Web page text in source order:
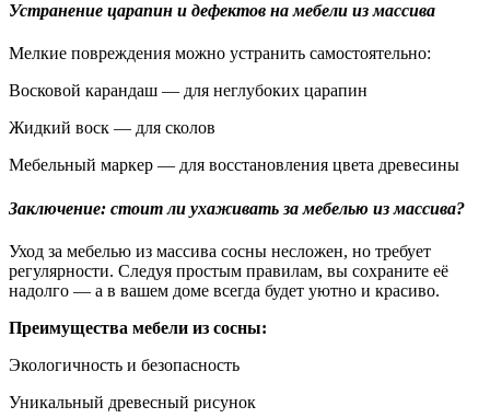
Устранение царапин и дефектов на мебели из массива
Мелкие повреждения можно устранить самостоятельно:
Восковой карандаш — для неглубоких царапин
Жидкий воск — для сколов
Мебельный маркер — для восстановления цвета древесины
Заключение: стоит ли ухаживать за мебелью из массива?
Уход за мебелью из массива сосны несложен, но требует
регулярности. Следуя простым правилам, вы сохраните её
надолго — а в вашем доме всегда будет уютно и красиво.
Преимущества мебели из сосны:
Экологичность и безопасность
Уникальный древесный рисунок